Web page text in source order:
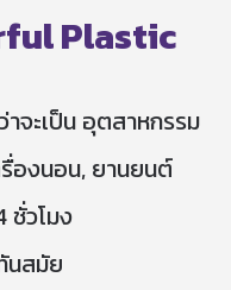
Plastic
จะเป็น อุตสาหกรรม
องนอน, ยานยนต์
ชั่วโมง
นสมัย